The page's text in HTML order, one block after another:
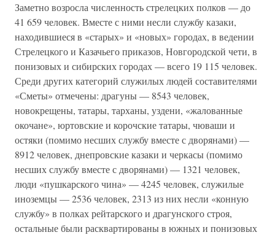
Заметно возросла численность стрелецких полков — до
41 659 человек. Вместе с ними несли службу казаки,
находившиеся в «старых» и «новых» городах, в ведении
Стрелецкого и Казачьего приказов, Новгородской чети, в
понизовых и сибирских городах — всего 19 115 человек.
Среди других категорий служилых людей составителями
«Сметы» отмечены: драгуны — 8543 человек,
новокрещены, татары, тарханы, уздени, «жалованные
окочане», юртовские и корочские татары, чюваши и
остяки (помимо несших службу вместе с дворянами) —
8912 человек, днепровские казаки и черкасы (помимо
несших службу вместе с дворянами) — 1321 человек,
люди «пушкарского чина» — 4245 человек, служилые
иноземцы — 2536 человек, 2313 из них несли «конную
службу» в полках рейтарского и драгунского строя,
остальные были расквартированы в южных и понизовых